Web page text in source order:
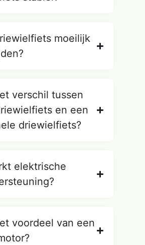
moeilijk
verschil tussen
en een
driewielfiets?
elektrische
voordeel van een